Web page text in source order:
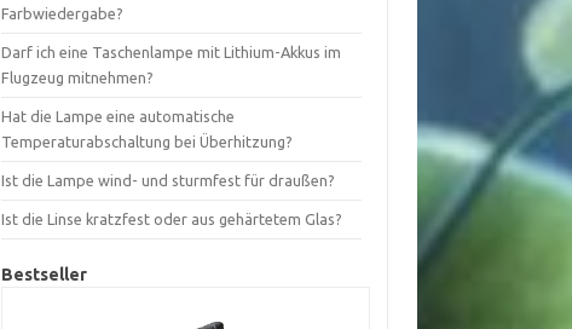
Farbwiedergabe?
Darf ich eine Taschenlampe mit Lithium-Akkus im
Flugzeug mitnehmen?
Hat die Lampe eine automatische
Temperaturabschaltung bei Überhitzung?
Ist die Lampe wind- und sturmfest für draußen?
Ist die Linse kratzfest oder aus gehärtetem Glas?
Bestseller